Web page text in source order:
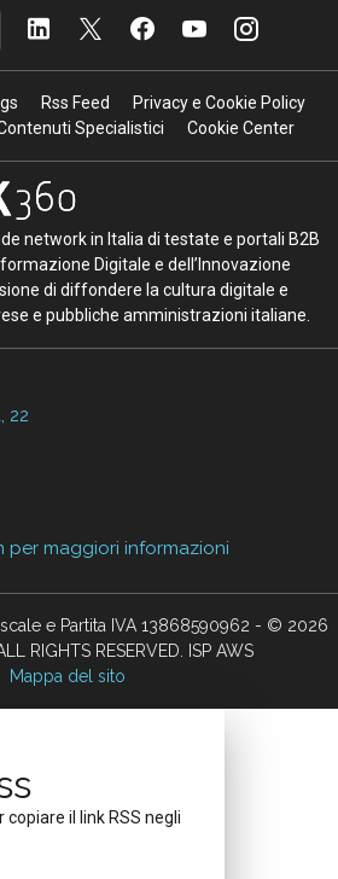
Rss Feed
Privacy e Cookie Policy
Specialistici
Cookie Center
network in Italia di testate e portali B2B
Digitale e dell’Innovazione
di diffondere la cultura digitale e
e pubbliche amministrazioni italiane.
22
per maggiori informazioni
e Partita IVA 13868590962 - © 2026
RIGHTS RESERVED. ISP AWS
Mappa del sito
il link RSS negli